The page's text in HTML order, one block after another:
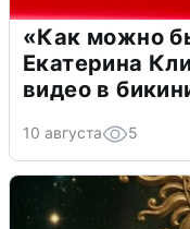
«Как можно
Екатерина
видео в
10 августа 5